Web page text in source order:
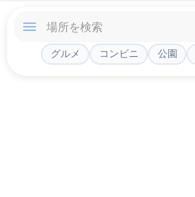
グルメ コンビニ 公園